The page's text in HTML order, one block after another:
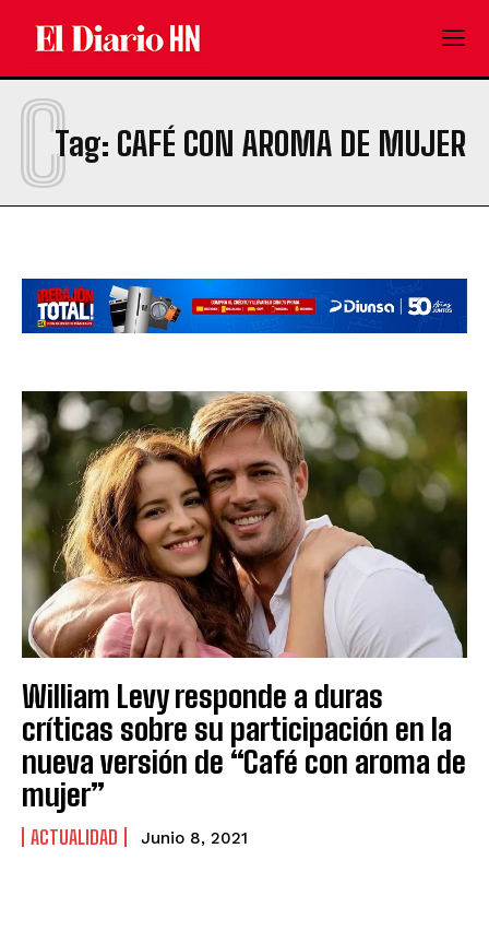
Tag: CAFÉ CON AROMA DE MUJER
C
William Levy responde a duras
críticas sobre su participación en la
nueva versión de “Café con aroma de
mujer”
ACTUALIDAD Junio 8, 2021